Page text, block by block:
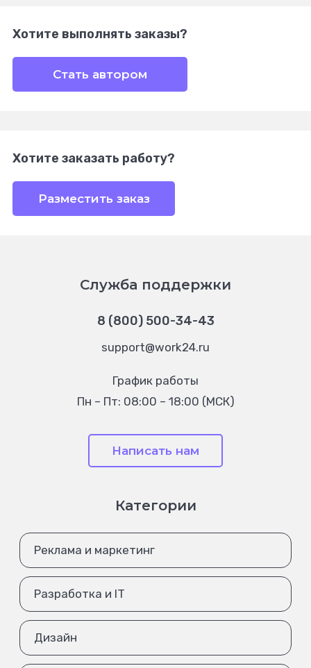
Хотите выполнять заказы?
Стать автором
Хотите заказать работу?
Разместить заказ
Служба поддержки
8 (800) 500-34-43
support@work24.ru
График работы
Пн – Пт: 08:00 – 18:00 (МСК)
Написать нам
Категории
Реклама и маркетинг
Разработка и IT
Дизайн